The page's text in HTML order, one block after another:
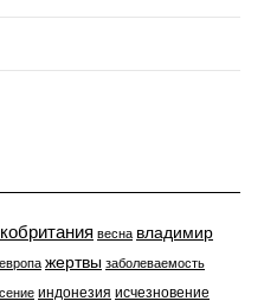
весна владимир
европа жертвы заболеваемость
индонезия исчезновение